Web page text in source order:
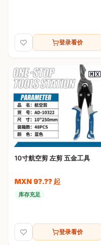
登录看价
🇲🇽
10寸航空剪 左剪 五金工具
MXN 9?.?? 起
库存充足
登录看价